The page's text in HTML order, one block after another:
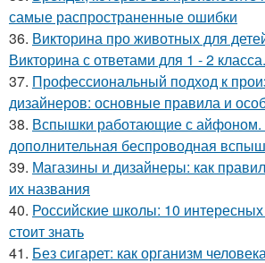
самые распространенные ошибки
36. Викторина про животных для
Викторина с ответами для 1 - 2
37. Профессиональный подход к
дизайнеров: основные правила и
38. Вспышки работающие с
дополнительная беспроводная
39. Магазины и дизайнеры: как
их названия
40. Российские школы: 10
стоит знать
41. Без сигарет: как организм